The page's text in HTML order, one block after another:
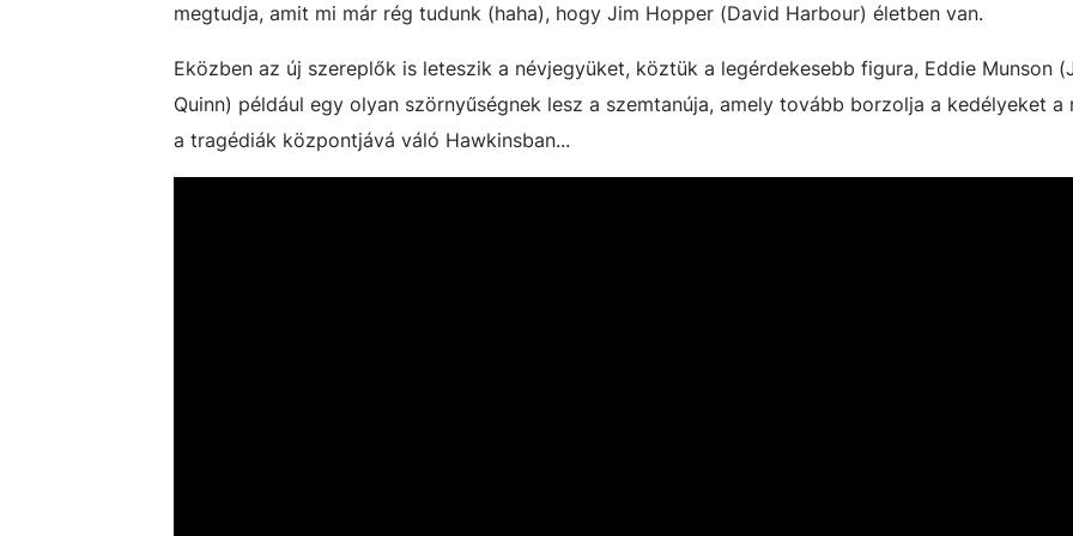
megtudja, amit mi már rég tudunk (haha), hogy Jim Hopper (David Harbour) életben van.
Eközben az új szereplők is leteszik a névjegyüket, köztük a legérdekesebb figura, Eddie Munson
Quinn) például egy olyan szörnyűségnek lesz a szemtanúja, amely tovább borzolja a kedélyeket a
a tragédiák központjává váló Hawkinsban...